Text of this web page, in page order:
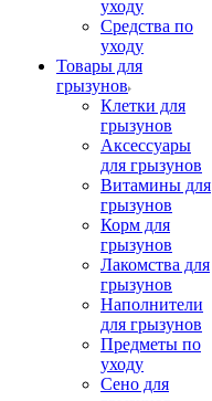
уходу
Средства по
уходу
Товары для
грызунов
Клетки для
грызунов
Аксессуары
для грызунов
Витамины для
грызунов
Корм для
грызунов
Лакомства для
грызунов
Наполнители
для грызунов
Предметы по
уходу
Сено для